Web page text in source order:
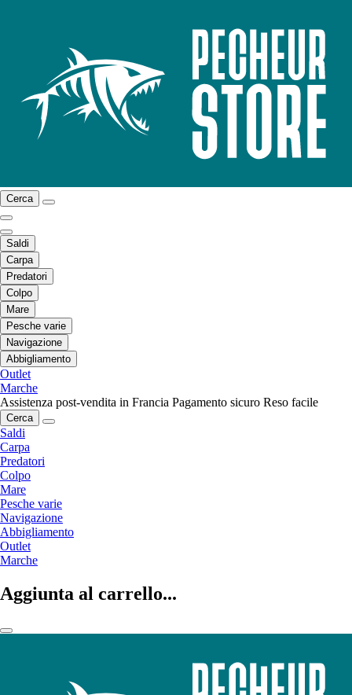
Cerca
Saldi
Carpa
Predatori
Colpo
Mare
Pesche varie
Navigazione
Abbigliamento
Outlet
Marche
Assistenza post-vendita in Francia Pagamento sicuro Reso facile
Cerca
Saldi
Carpa
Predatori
Colpo
Mare
Pesche varie
Navigazione
Abbigliamento
Outlet
Marche
Aggiunta al carrello...